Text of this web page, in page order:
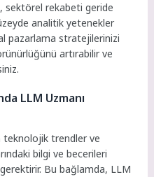
sektörel rekabeti geride
analitik yetenekler
pazarlama stratejilerinizi
artırabilir ve
LLM Uzmanı
teknolojik trendler ve
bilgi ve becerileri
Bu bağlamda, LLM